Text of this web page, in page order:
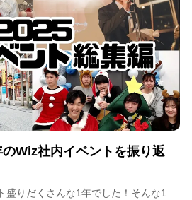
のWiz社内イベントを振り返
盛りだくさんな1年でした！そんな1